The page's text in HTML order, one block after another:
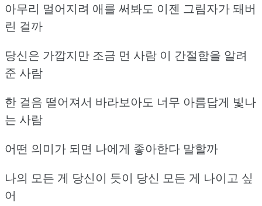
아무리 멀어지려 애를 써봐도 이젠 그림자가 돼버
린 걸까
당신은 가깝지만 조금 먼 사람 이 간절함을 알려
준 사람
한 걸음 떨어져서 바라보아도 너무 아름답게 빛나
는 사람
어떤 의미가 되면 나에게 좋아한다 말할까
나의 모든 게 당신이 듯이 당신 모든 게 나이고 싶
어